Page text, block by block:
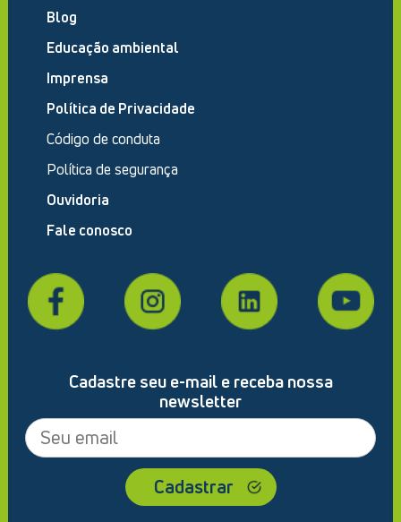
Blog
Educação ambiental
Imprensa
Política de Privacidade
Código de conduta
Política de segurança
Ouvidoria
Fale conosco
Cadastre seu e-mail e receba nossa
newsletter